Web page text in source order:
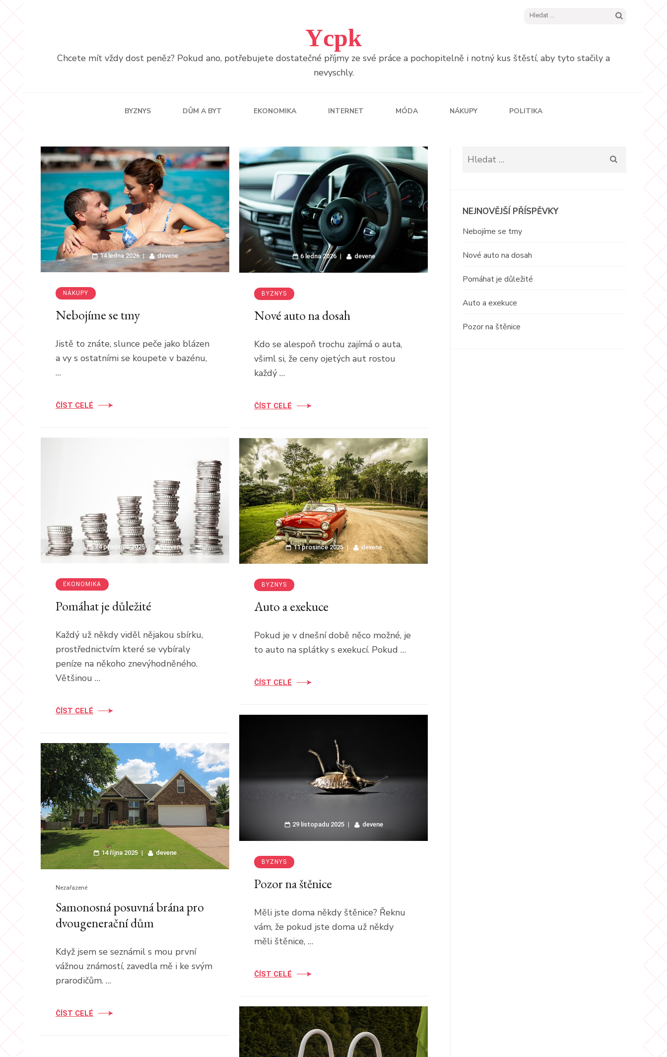
Vyhledávání
Ycpk
Chcete mít vždy dost peněz? Pokud ano, potřebujete dostatečné příjmy ze své práce a pochopitelně i notný kus štěstí, aby tyto stačily a
nevyschly.
BYZNYS DŮM A BYT EKONOMIKA INTERNET MÓDA NÁKUPY POLITIKA
14 ledna 2026 devene
NÁKUPY
Nebojíme se tmy
Jistě to znáte, slunce peče jako blázen
a vy s ostatními se koupete v bazénu,
…
ČÍST CELÉ
6 ledna 2026 devene
BYZNYS
Nové auto na dosah
Kdo se alespoň trochu zajímá o auta,
všiml si, že ceny ojetých aut rostou
každý …
ČÍST CELÉ
24 prosince 2025 devene
EKONOMIKA
Pomáhat je důležité
Každý už někdy viděl nějakou sbírku,
prostřednictvím které se vybíraly
peníze na někoho znevýhodněného.
Většinou …
ČÍST CELÉ
11 prosince 2025 devene
BYZNYS
Auto a exekuce
Pokud je v dnešní době něco možné, je
to auto na splátky s exekucí. Pokud …
ČÍST CELÉ
29 listopadu 2025 devene
BYZNYS
Pozor na štěnice
Měli jste doma někdy štěnice? Řeknu
vám, že pokud jste doma už někdy
měli štěnice, …
ČÍST CELÉ
14 října 2025 devene
Nezařazené
Samonosná posuvná brána pro
dvougenerační dům
Když jsem se seznámil s mou první
vážnou známostí, zavedla mě i ke svým
prarodičům. …
ČÍST CELÉ
Vyhledávání
NEJNOVĚJŠÍ PŘÍSPĚVKY
Nebojíme se tmy
Nové auto na dosah
Pomáhat je důležité
Auto a exekuce
Pozor na štěnice